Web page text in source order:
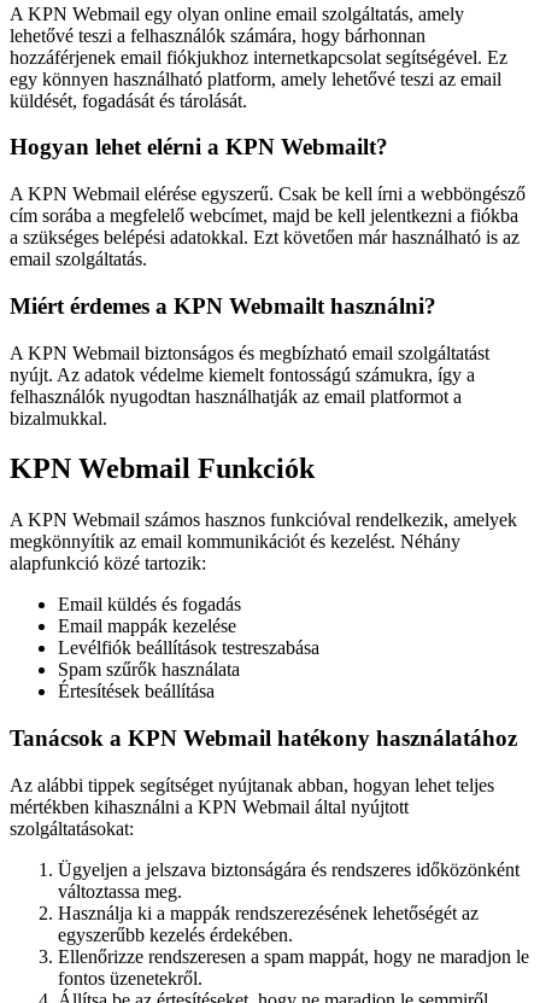
A KPN Webmail egy olyan online email szolgáltatás, amely
lehetővé teszi a felhasználók számára, hogy bárhonnan
hozzáférjenek email fiókjukhoz internetkapcsolat segítségével. Ez
egy könnyen használható platform, amely lehetővé teszi az email
küldését, fogadását és tárolását.
Hogyan lehet elérni a KPN Webmailt?
A KPN Webmail elérése egyszerű. Csak be kell írni a webböngésző
cím sorába a megfelelő webcímet, majd be kell jelentkezni a fiókba
a szükséges belépési adatokkal. Ezt követően már használható is az
email szolgáltatás.
Miért érdemes a KPN Webmailt használni?
A KPN Webmail biztonságos és megbízható email szolgáltatást
nyújt. Az adatok védelme kiemelt fontosságú számukra, így a
felhasználók nyugodtan használhatják az email platformot a
bizalmukkal.
KPN Webmail Funkciók
A KPN Webmail számos hasznos funkcióval rendelkezik, amelyek
megkönnyítik az email kommunikációt és kezelést. Néhány
alapfunkció közé tartozik:
Email küldés és fogadás
Email mappák kezelése
Levélfiók beállítások testreszabása
Spam szűrők használata
Értesítések beállítása
Tanácsok a KPN Webmail hatékony használatához
Az alábbi tippek segítséget nyújtanak abban, hogyan lehet teljes
mértékben kihasználni a KPN Webmail által nyújtott
szolgáltatásokat:
Ügyeljen a jelszava biztonságára és rendszeres időközönként
változtassa meg.
Használja ki a mappák rendszerezésének lehetőségét az
egyszerűbb kezelés érdekében.
Ellenőrizze rendszeresen a spam mappát, hogy ne maradjon le
fontos üzenetekről.